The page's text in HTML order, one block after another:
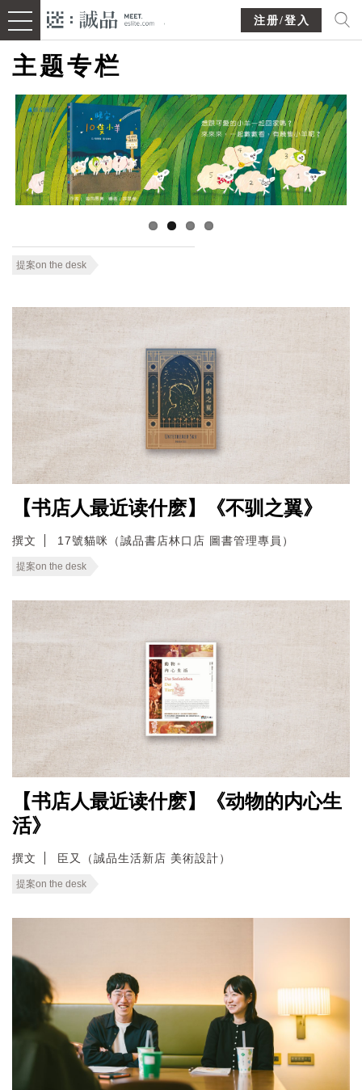
注册/登入
主题专栏
提案on the desk
【书店人最近读什麽】《不驯之翼》
撰文 17號貓咪（誠品書店林口店 圖書管理專員）
提案on the desk
【书店人最近读什麽】《动物的内心生
活》
撰文 臣又（誠品生活新店 美術設計）
提案on the desk